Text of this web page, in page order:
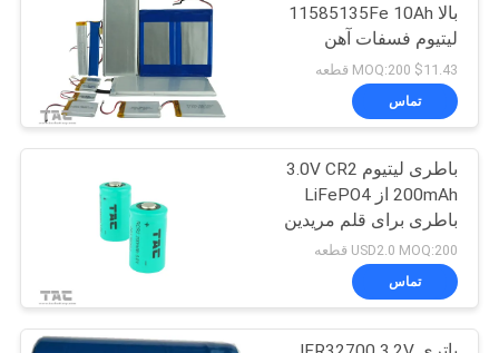
بالا 11585135Fe 10Ah
لیتیوم فسفات آهن
$11.43 MOQ:200 قطعه
تماس
باطری لیتیوم 3.0V CR2
200mAh از LiFePO4
باطری برای قلم مریدین
USD2.0 MOQ:200 قطعه
تماس